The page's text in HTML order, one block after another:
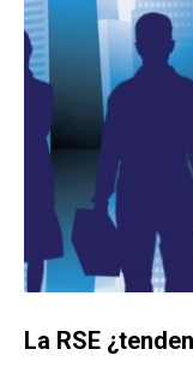
La RSE